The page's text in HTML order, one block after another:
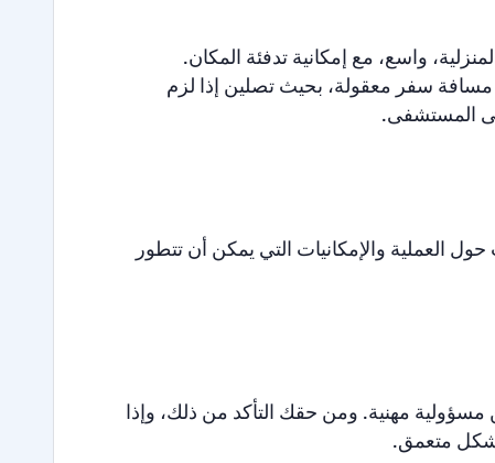
واسع، مع إمكانية تدفئة المكان.
سفر معقولة، بحيث تصلين إذا لزم
العملية والإمكانيات التي يمكن أن تتطور
مسؤولية مهنية. ومن حقك التأكد من ذلك، وإذا
متعمق.